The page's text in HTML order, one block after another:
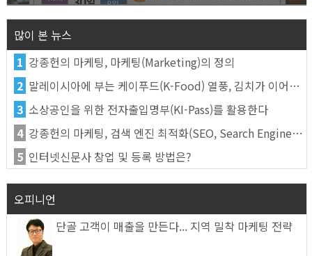
많이 본 뉴스
1 강종헌의 마케팅, 마케팅(Marketing)의 정의
2 말레이시아에 부는 케이푸드(K-Food) 열풍, 김치가 이어간다
3 소상공인을 위한 전자출입명부(KI-Pass)를 활용한다
4 강종헌의 마케팅, 검색 엔진 최적화(SEO, Search Engine Optimization)란
5 인터넷신문사 창업 및 등록 방법은?
오피니언
단골 고객이 매출을 만든다... 지역 밀착 마케팅 전략